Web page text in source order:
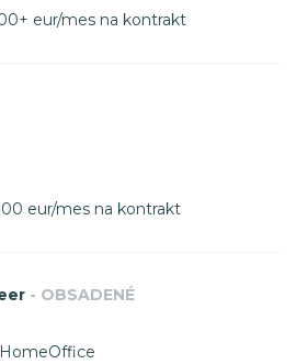
eur/mes na kontrakt
eur/mes na kontrakt
- OBSADENÉ